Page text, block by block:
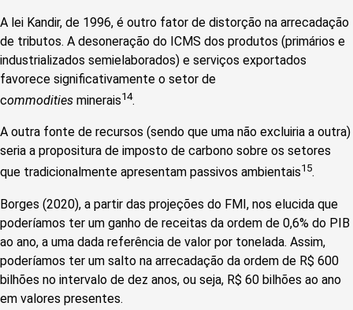
A lei Kandir, de 1996, é outro fator de distorção na arrecadação
de tributos. A desoneração do ICMS dos produtos (primários e
industrializados semielaborados) e serviços exportados
favorece significativamente o setor de
commodities minerais14.
A outra fonte de recursos (sendo que uma não excluiria a outra)
seria a propositura de imposto de carbono sobre os setores
que tradicionalmente apresentam passivos ambientais15.
Borges (2020), a partir das projeções do FMI, nos elucida que
poderíamos ter um ganho de receitas da ordem de 0,6% do PIB
ao ano, a uma dada referência de valor por tonelada. Assim,
poderíamos ter um salto na arrecadação da ordem de R$ 600
bilhões no intervalo de dez anos, ou seja, R$ 60 bilhões ao ano
em valores presentes.